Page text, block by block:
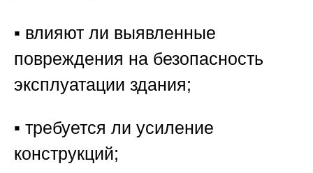
▪️ влияют ли выявленные
повреждения на безопасность
эксплуатации здания;
▪️ требуется ли усиление
конструкций;